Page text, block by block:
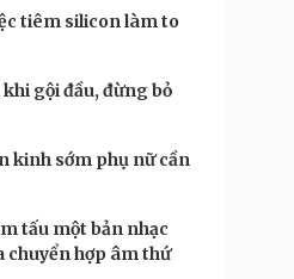
sổ tình yêu
chuyện cho bé
tiêm silicon làm to
gội đầu, đừng bỏ
kinh sớm phụ nữ cần
tấu một bản nhạc
chuyển hợp âm thứ